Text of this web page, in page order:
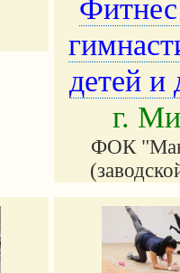
детей и
г.
ФОК